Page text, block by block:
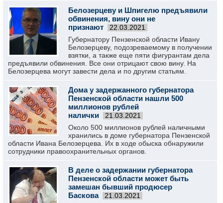
Белозерцеву и Шпигелю предъявили
обвинения, вину они не
признают
22.03.2021
Губернатору Пензенской области Ивану
Белозерцеву, подозреваемому в получении
взятки, а также еще пяти фигурантам дела
предъявили обвинения. Все они отрицают свою вину. На
Белозерцева могут завести дела и по другим статьям.
Дома у задержанного губернатора
Пензенской области нашли 500
миллионов рублей
налички
21.03.2021
Около 500 миллионов рублей наличными
хранились в доме губернатора Пензенской
области Ивана Белозерцева. Их в ходе обыска обнаружили
сотрудники правоохранительных органов.
В деле о задержании губернатора
Пензенской области может быть
замешан бывший продюсер
Баскова
21.03.2021